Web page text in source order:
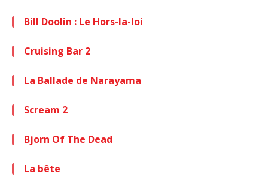
Bill Doolin : Le Hors-la-loi
Cruising Bar 2
La Ballade de Narayama
Scream 2
Bjorn Of The Dead
La bête